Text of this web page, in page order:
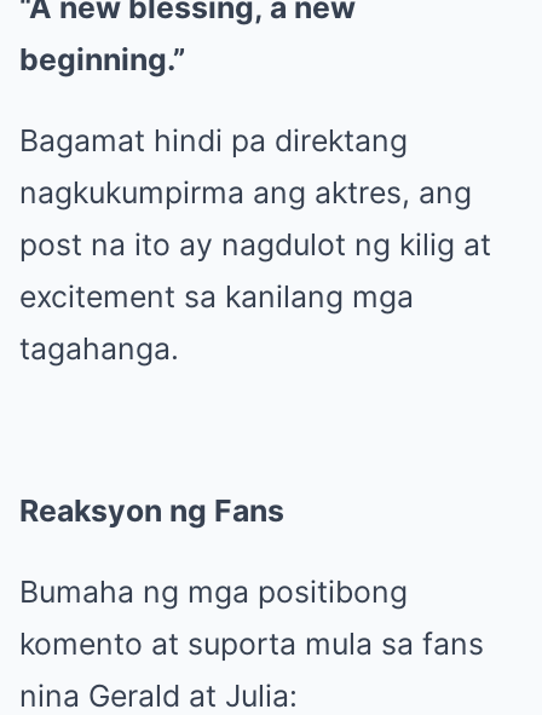
beginning.”
Bagamat hindi pa direktang
nagkukumpirma ang aktres, ang
post na ito ay nagdulot ng kilig at
excitement sa kanilang mga
tagahanga.
Reaksyon ng Fans
Bumaha ng mga positibong
komento at suporta mula sa fans
nina Gerald at Julia: